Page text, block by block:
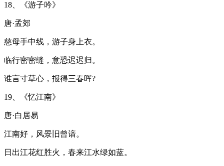
18、《游子吟》
唐·孟郊
慈母手中线，游子身上衣。
临行密密缝，意恐迟迟归。
谁言寸草心，报得三春晖?
19、《忆江南》
唐·白居易
江南好，风景旧曾谙。
日出江花红胜火，春来江水绿如蓝。